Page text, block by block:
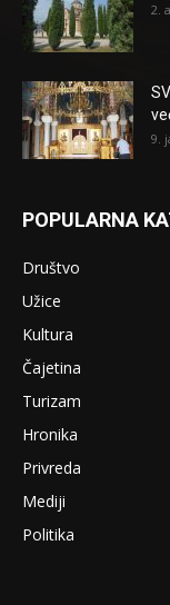
2.
9.
POPULARNA
Društvo
Užice
Kultura
Čajetina
Turizam
Hronika
Privreda
Mediji
Politika